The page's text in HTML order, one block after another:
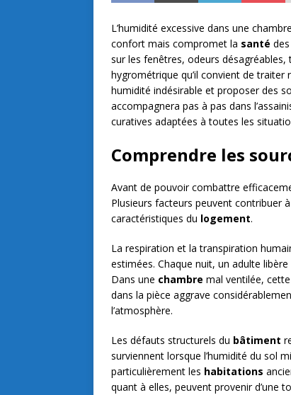
L’humidité excessive dans une
confort mais compromet la santé
sur les fenêtres, odeurs désagréables,
hygrométrique qu’il convient de
humidité indésirable et proposer des
accompagnera pas à pas dans
curatives adaptées à toutes les
Comprendre les
Avant de pouvoir combattre
Plusieurs facteurs peuvent contribuer
caractéristiques du logement.
La respiration et la transpiration
estimées. Chaque nuit, un adulte
Dans une chambre mal ventilée, cette
dans la pièce aggrave
l’atmosphère.
Les défauts structurels du bâtiment
surviennent lorsque l’humidité du sol
particulièrement les habitations
quant à elles, peuvent provenir d’une